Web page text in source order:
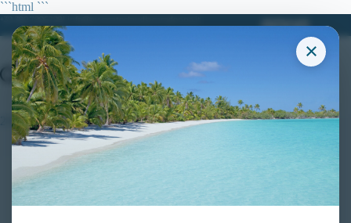
```html
×
```
contenuto
2517 polizia di stato